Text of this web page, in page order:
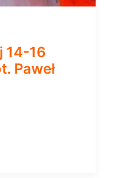
14-16
Paweł